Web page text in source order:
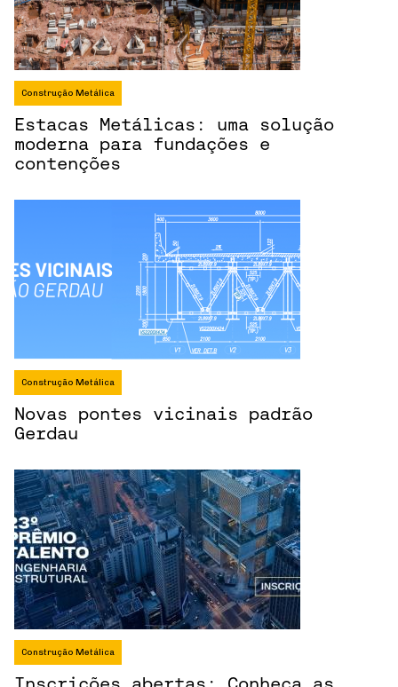
Construção Metálica
Estacas Metálicas: uma solução
moderna para fundações e
contenções
Construção Metálica
Novas pontes vicinais padrão
Gerdau
Construção Metálica